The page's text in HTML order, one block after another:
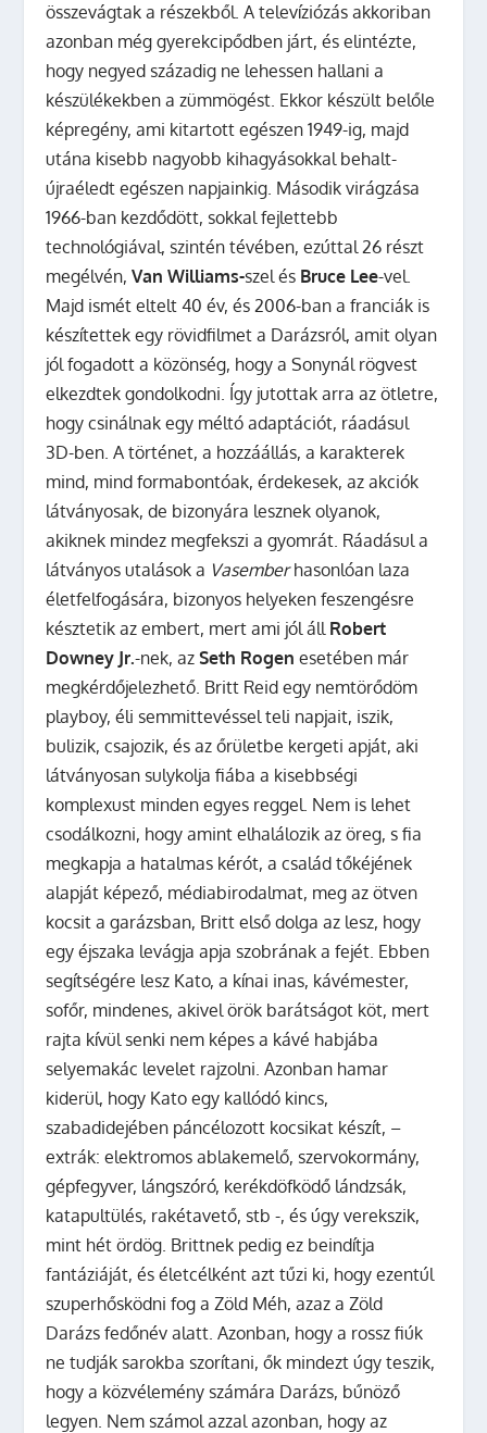
összevágtak a részekből. A televíziózás akkoriban
azonban még gyerekcipődben járt, és elintézte,
hogy negyed századig ne lehessen hallani a
készülékekben a zümmögést. Ekkor készült belőle
képregény, ami kitartott egészen 1949-ig, majd
utána kisebb nagyobb kihagyásokkal behalt-
újraéledt egészen napjainkig. Második virágzása
1966-ban kezdődött, sokkal fejlettebb
technológiával, szintén tévében, ezúttal 26 részt
megélvén,Van Williams-szel és Bruce Lee-vel.
Majd ismét eltelt 40 év, és 2006-ban a franciák is
készítettek egy rövidfilmet a Darázsról, amit olyan
jól fogadott a közönség, hogy a Sonynál rögvest
elkezdtek gondolkodni. Így jutottak arra az ötletre,
hogy csinálnak egy méltó adaptációt, ráadásul
3D-ben.A történet, a hozzáállás, a karakterek
mind, mind formabontóak, érdekesek, az akciók
látványosak, de bizonyára lesznek olyanok,
akiknek mindez megfekszi a gyomrát. Ráadásul a
látványos utalások a Vasemberhasonlóan laza
életfelfogására, bizonyos helyeken feszengésre
késztetik az embert, mert ami jól áll Robert
Downey Jr.-nek, azSeth Rogen esetében már
megkérdőjelezhető. Britt Reid egy nemtörődöm
playboy, éli semmittevéssel teli napjait, iszik,
bulizik, csajozik, és az őrületbe kergeti apját, aki
látványosan sulykolja fiába a kisebbségi
komplexust minden egyes reggel. Nem is lehet
csodálkozni, hogy amint elhalálozik az öreg, s fia
megkapja a hatalmas kérót, a család tőkéjének
alapját képező, médiabirodalmat, meg az ötven
kocsit a garázsban, Britt első dolga az lesz, hogy
egy éjszaka levágja apja szobrának a fejét. Ebben
segítségére lesz Kato, a kínai inas, kávémester,
sofőr, mindenes, akivel örök barátságot köt, mert
rajta kívül senki nem képes a kávé habjába
selyemakác levelet rajzolni. Azonban hamar
kiderül, hogy Kato egy kallódó kincs,
szabadidejében páncélozott kocsikat készít, –
extrák: elektromos ablakemelő, szervokormány,
gépfegyver, lángszóró, kerékdöfködő lándzsák,
katapultülés, rakétavető, stb -, és úgy verekszik,
mint hét ördög. Brittnek pedig ez beindítja
fantáziáját, és életcélként azt tűzi ki, hogy ezentúl
szuperhősködni fog a Zöld Méh, azaz a Zöld
Darázs fedőnév alatt. Azonban, hogy a rossz fiúk
ne tudják sarokba szorítani, ők mindezt úgy teszik,
hogy a közvélemény számára Darázs, bűnöző
legyen. Nem számol azzal azonban, hogy az